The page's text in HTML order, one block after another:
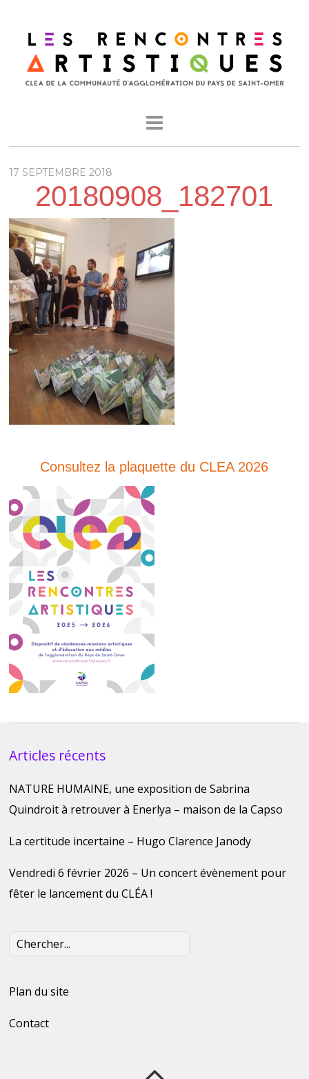
17 SEPTEMBRE 2018
20180908_182701
Consultez la plaquette du CLEA 2026
Articles récents
NATURE HUMAINE, une exposition de Sabrina
Quindroit à retrouver à Enerlya – maison de la Capso
La certitude incertaine – Hugo Clarence Janody
Vendredi 6 février 2026 – Un concert évènement pour
fêter le lancement du CLÉA !
Plan du site
Contact